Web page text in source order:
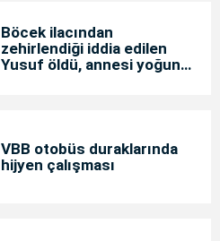
Böcek ilacından
zehirlendiği iddia edilen
Yusuf öldü, annesi yoğun
VBB otobüs duraklarında
hijyen çalışması